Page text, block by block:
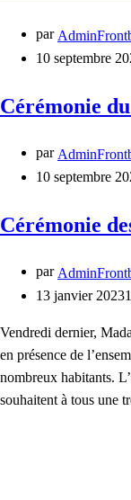
par
10 septembre
Cérémonie
par
10 septembre
Cérémonie
par
13 janvier 2023
Vendredi dernier,
en présence de
nombreux habitants.
souhaitent à tous une